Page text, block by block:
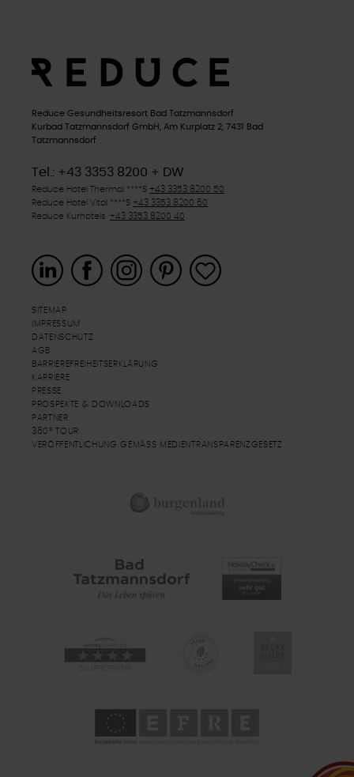
Reduce Gesundheitsresort Bad Tatzmannsdorf
Kurbad Tatzmannsdorf GmbH, Am Kurplatz 2, 7431 Bad
Tatzmannsdorf
Tel.: +43 3353 8200 + DW
Reduce Hotel Thermal ****S +43 3353 8200 50
Reduce Hotel Vital ****S +43 3353 8200 60
Reduce Kurhotels +43 3353 8200 40
SITEMAP
IMPRESSUM
DATENSCHUTZ
AGB
BARRIEREFREIHEITSERKLÄRUNG
KARRIERE
PRESSE
PROSPEKTE & DOWNLOADS
PARTNER
360° TOUR
VERÖFFENTLICHUNG GEMÄSS MEDIENTRANSPARENZGESETZ